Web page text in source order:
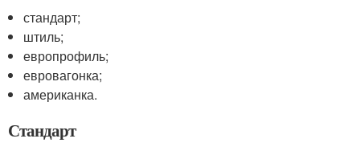
стандарт;
штиль;
европрофиль;
евровагонка;
американка.
Стандарт